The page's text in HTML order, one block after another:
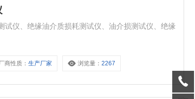
仪、绝缘油介质损耗测试仪、油介损测试仪、绝缘
商性质：生产厂家 浏览量：2267